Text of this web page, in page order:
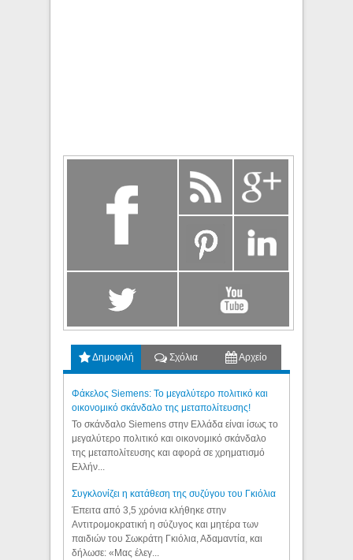
Δημοφιλή Σχόλια Αρχείο
Φάκελος Siemens: Το μεγαλύτερο πολιτικό και
οικονομικό σκάνδαλο της μεταπολίτευσης!
Το σκάνδαλο Siemens στην Ελλάδα είναι ίσως το
μεγαλύτερο πολιτικό και οικονομικό σκάνδαλο
της μεταπολίτευσης και αφορά σε χρηματισμό
Ελλήν...
Συγκλονίζει η κατάθεση της συζύγου του Γκιόλια
Έπειτα από 3,5 χρόνια κλήθηκε στην
Αντιτρομοκρατική η σύζυγος και μητέρα των
παιδιών του Σωκράτη Γκιόλια, Αδαμαντία, και
δήλωσε: «Μας έλεγ...